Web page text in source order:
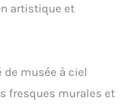
artistique et
musée à ciel
fresques murales et